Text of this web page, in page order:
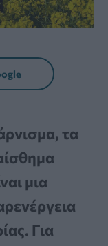
τα
μια
Για